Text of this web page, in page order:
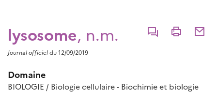
lysosome, n.m. CommenterImprimer
Journal officieldu 12/09/2019
Domaine
BIOLOGIE / Biologie cellulaire - Biochimie et biologie